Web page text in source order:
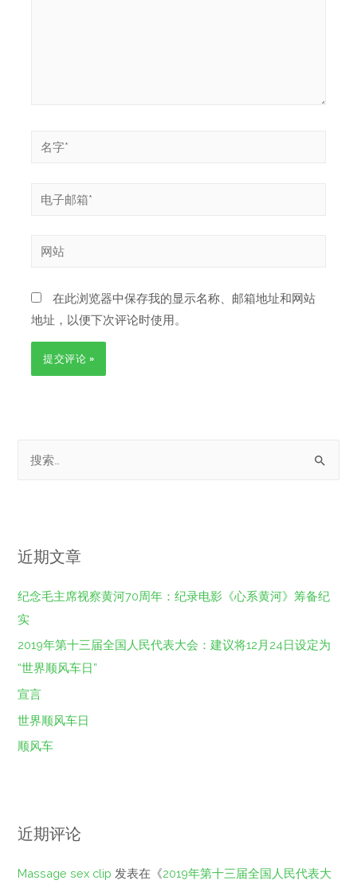
在此浏览器中保存我的显示名称、邮箱地址和网站
地址，以便下次评论时使用。
近期文章
纪念毛主席视察黄河70周年：纪录电影《心系黄河》筹备纪
实
2019年第十三届全国人民代表大会：建议将12月24日设定为
“世界顺风车日”
宣言
世界顺风车日
顺风车
近期评论
Massage sex clip 发表在《2019年第十三届全国人民代表大